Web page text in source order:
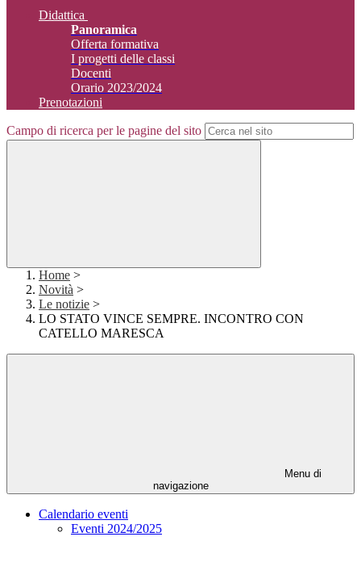
Didattica
Panoramica
Offerta formativa
I progetti delle classi
Docenti
Orario 2023/2024
Prenotazioni
Campo di ricerca per le pagine del sito
Home >
Novità >
Le notizie >
LO STATO VINCE SEMPRE. INCONTRO CON
CATELLO MARESCA
Menu di
navigazione
Calendario eventi
Eventi 2024/2025